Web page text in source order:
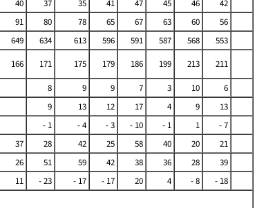
40 37 35 41 47 45 46
42
91 80 78 65 67 63 60
56
649 634 613 596 591 587 568
553
166 171 175 179 186 199 213
211
8 9 9 7 3 10
6
9 13 12 17 4 9
13
- 1 - 4 - 3 - 10 - 1 1
- 7
37 28 42 25 58 40 20
21
26 51 59 42 38 36 28
39
11 - 23 - 17 - 17 20 4 - 8
- 18